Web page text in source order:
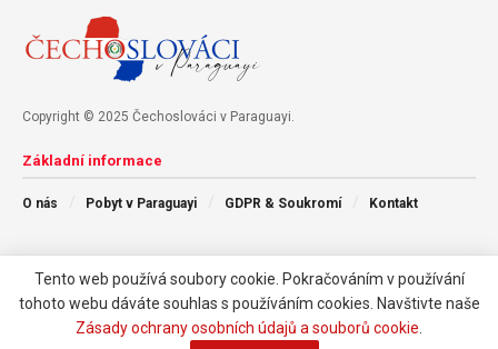
Copyright © 2025 Čechoslováci v Paraguayi.
Základní informace
O nás Pobyt v Paraguayi GDPR & Soukromí Kontakt
Následujte nás
Tento web používá soubory cookie. Pokračováním v používání
tohoto webu dáváte souhlas s používáním cookies. Navštivte naše
Zásady ochrany osobních údajů a souborů cookie